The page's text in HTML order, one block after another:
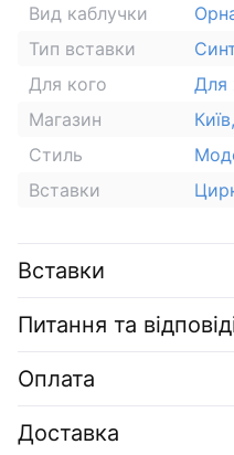
Вид каблучки
Тип вставки
Для кого
Для
Магазин
Стиль
Вставки
Вставки
Питання та
Оплата
Доставка